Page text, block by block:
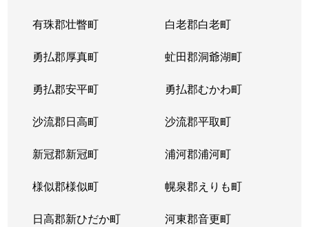
有珠郡壮瞥町 白老郡白老町
勇払郡厚真町 虻田郡洞爺湖町
勇払郡安平町 勇払郡むかわ町
沙流郡日高町 沙流郡平取町
新冠郡新冠町 浦河郡浦河町
様似郡様似町 幌泉郡えりも町
日高郡新ひだか町 河東郡音更町